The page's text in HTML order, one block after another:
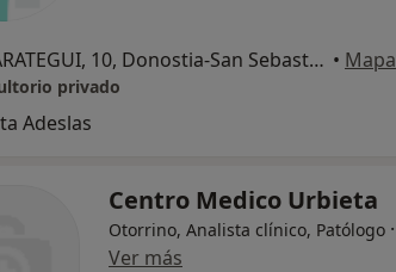
Pº ZARATEGUI, 10, Donostia-San Sebastian • Mapa
privado
Adeslas
Centro Medico Urbieta
Otorrino, Analista clínico, Patólogo ·
Ver más